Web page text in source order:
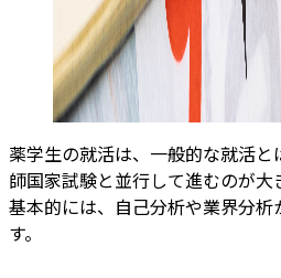
薬学生の就活は、一般的な就活
師国家試験と並行して進むのが大
基本的には、自己分析や業界分
す。